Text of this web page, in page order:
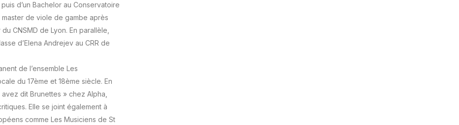
d’un Bachelor au Conservatoire
de viole de gambe après
CNSMD de Lyon. En parallèle,
d’Elena Andrejev au CRR de
de l’ensemble Les
du 17ème et 18ème siècle. En
dit Brunettes » chez Alpha,
Elle se joint également à
comme Les Musiciens de St